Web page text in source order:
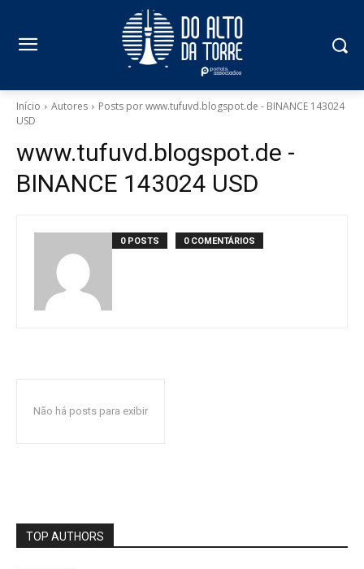
Início Autores
Posts por www.tufuvd.blogspot.de - BINANCE 143024
USD
www.tufuvd.blogspot.de -
BINANCE 143024 USD
0 POSTS 0 COMENTÁRIOS
Não há posts para exibir
TOP AUTHORS